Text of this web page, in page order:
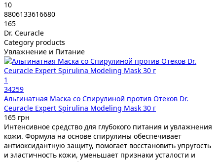
10
8806133616680
165
Dr. Ceuracle
Category products
Увлажнение и Питание
1
34259
Альгинатная Маска со Спирулиной против Отеков Dr.
Ceuracle Expert Spirulina Modeling Mask 30 г
165 грн
Интенсивное средство для глубокого питания и увлажнения
кожи. Формула на основе спирулины обеспечивает
антиоксидантную защиту, помогает восстановить упругость
и эластичность кожи, уменьшает признаки усталости и